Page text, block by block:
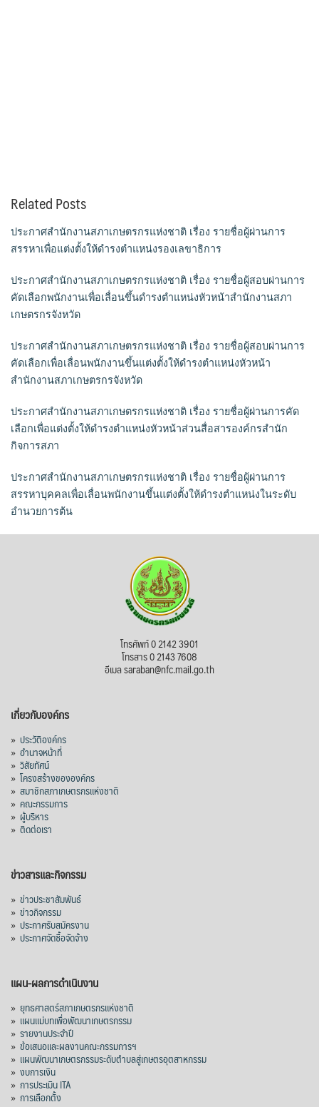
Related Posts
ประกาศสำนักงานสภาเกษตรกรแห่งชาติ เรื่อง รายชื่อผู้ผ่านการ
สรรหาเพื่อแต่งตั้งให้ดำรงตำแหน่งรองเลขาธิการ
ประกาศสำนักงานสภาเกษตรกรแห่งชาติ เรื่อง รายชื่อผู้สอบผ่านการ
คัดเลือกพนักงานเพื่อเลื่อนขึ้นดำรงตำแหน่งหัวหน้าสำนักงานสภา
เกษตรกรจังหวัด
ประกาศสำนักงานสภาเกษตรกรแห่งชาติ เรื่อง รายชื่อผู้สอบผ่านการ
คัดเลือกเพื่อเลื่อนพนักงานขึ้นแต่งตั้งให้ดำรงตำแหน่งหัวหน้า
สำนักงานสภาเกษตรกรจังหวัด
ประกาศสำนักงานสภาเกษตรกรแห่งชาติ เรื่อง รายชื่อผู้ผ่านการคัด
เลือกเพื่อแต่งตั้งให้ดำรงตำแหน่งหัวหน้าส่วนสื่อสารองค์กรสำนัก
กิจการสภา
ประกาศสำนักงานสภาเกษตรกรแห่งชาติ เรื่อง รายชื่อผู้ผ่านการ
สรรหาบุคคลเพื่อเลื่อนพนักงานขึ้นแต่งตั้งให้ดำรงตำแหน่งในระดับ
อำนวยการต้น
โทรศัพท์ 0 2142 3901
โทรสาร 0 2143 7608
อีเมล saraban@nfc.mail.go.th
เกี่ยวกับองค์กร
» ประวัติองค์กร
» อำนาจหน้าที่
» วิสัยทัศน์
» โครงสร้างขององค์กร
» สมาชิกสภาเกษตรกรแห่งชาติ
» คณะกรรมการ
» ผู้บริหาร
» ติดต่อเรา
ข่าวสารและกิจกรรม
» ข่าวประชาสัมพันธ์
» ข่าวกิจกรรม
» ประกาศรับสมัครงาน
» ประกาศจัดซื้อจัดจ้าง
แผน-ผลการดำเนินงาน
» ยุทธศาสตร์สภาเกษตรกรแห่งชาติ
» แผนแม่บทเพื่อพัฒนาเกษตรกรรม
» รายงานประจำปี
» ข้อเสนอและผลงานคณะกรรมการฯ
» แผนพัฒนาเกษตรกรรมระดับตำบลสู่เกษตรอุตสาหกรรม
» งบการเงิน
» การประเมิน ITA
» การเลือกตั้ง